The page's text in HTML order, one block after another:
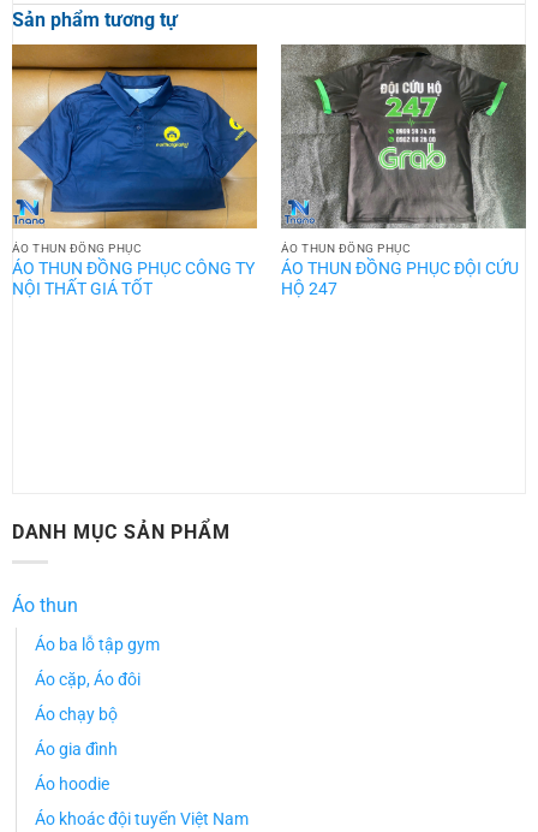
Sản phẩm tương tự
ÁO THUN ĐỒNG PHỤC
ÁO THUN ĐỒNG PHỤC CÔNG TY
NỘI THẤT GIÁ TỐT
ÁO THUN ĐỒNG PHỤC
ÁO THUN ĐỒNG PHỤC ĐỘI CỨU
HỘ 247
DANH MỤC SẢN PHẨM
Áo thun
Áo ba lỗ tập gym
Áo cặp, Áo đôi
Áo chạy bộ
Áo gia đình
Áo hoodie
Áo khoác đội tuyển Việt Nam